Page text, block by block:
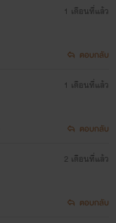
1 เดือนที่แล้ว
ตอบกลับ
1 เดือนที่แล้ว
ตอบกลับ
2 เดือนที่แล้ว
ตอบกลับ